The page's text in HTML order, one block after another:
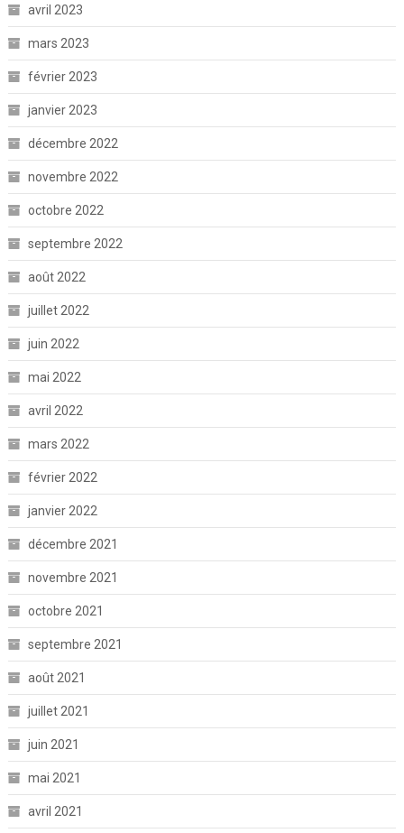
avril 2023
mars 2023
février 2023
janvier 2023
décembre 2022
novembre 2022
octobre 2022
septembre 2022
août 2022
juillet 2022
juin 2022
mai 2022
avril 2022
mars 2022
février 2022
janvier 2022
décembre 2021
novembre 2021
octobre 2021
septembre 2021
août 2021
juillet 2021
juin 2021
mai 2021
avril 2021